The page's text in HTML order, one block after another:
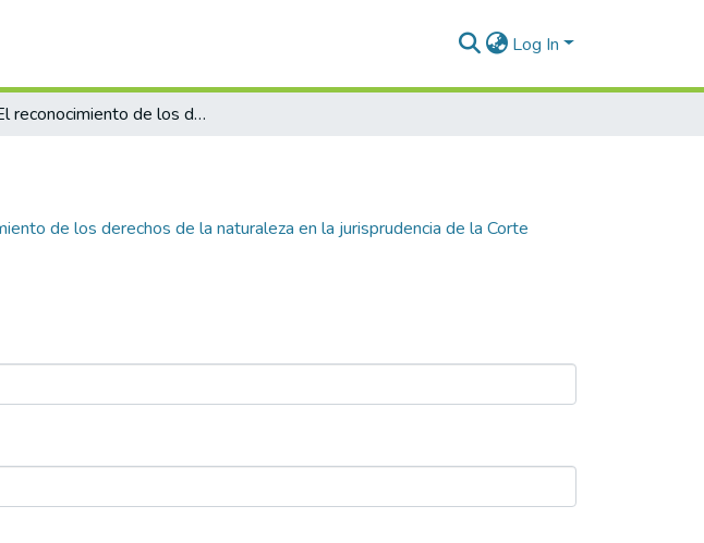
Log In
El reconocimiento de los derechos de la naturaleza en la jurisprudencia de la Corte Constitucional a través de los lentes del feminismo jurídico
de los derechos de la naturaleza en la jurisprudencia de la Corte